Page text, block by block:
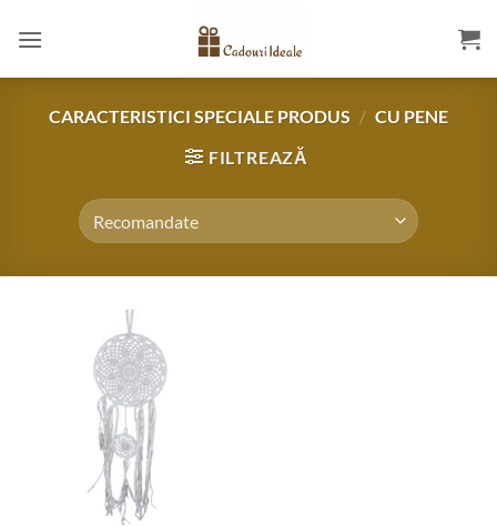
CARACTERISTICI SPECIALE PRODUS / CU PENE
FILTREAZĂ